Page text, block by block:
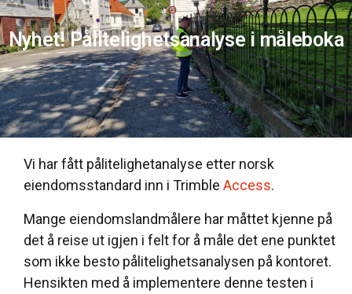
Nyhet! Pålitelighetsanalyse i måleboka
Vi har fått pålitelighetanalyse etter norsk
eiendomsstandard inn i Trimble Access.
Mange eiendomslandmålere har måttet kjenne på
det å reise ut igjen i felt for å måle det ene punktet
som ikke besto pålitelighetsanalysen på kontoret.
Hensikten med å implementere denne testen i